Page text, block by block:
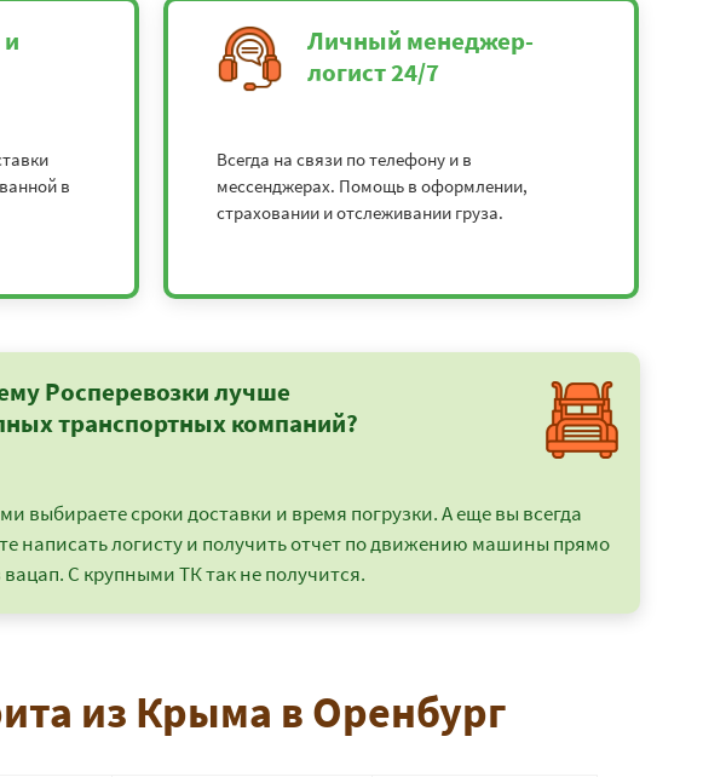
в
Личный менеджер-
логист 24/7
Всегда на связи по телефону и в
мессенджерах. Помощь в оформлении,
страховании и отслеживании груза.
Росперевозки лучше
транспортных компаний?
выбираете сроки доставки и время погрузки. А еще вы всегда
написать логисту и получить отчет по движению машины прямо
вацап. С крупными ТК так не получится.
из Крыма в Оренбург